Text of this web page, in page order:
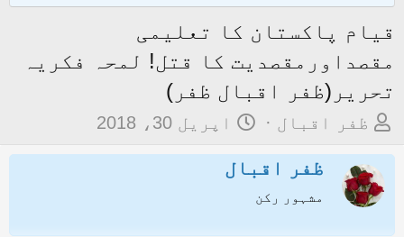
قیام پاکستان کا تعلیمی
مقصداورمقصدیت کا قتل! لمحہ فکریہ
تحریر(ظفر اقبال ظفر)
م
ض
و
ظفر اقبال
ت
ر
اپریل 30، 2018
ظفر اقبال
مشہور رکن